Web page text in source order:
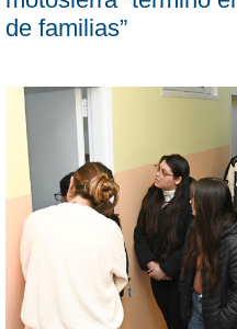
de familias”